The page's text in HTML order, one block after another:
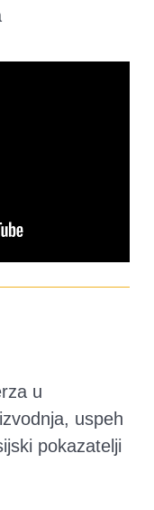
u
uspeh
pokazatelji